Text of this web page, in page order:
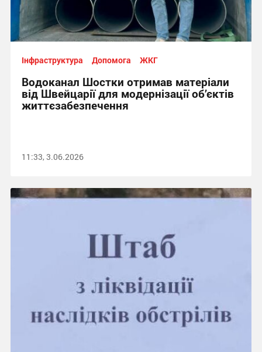
Інфраструктура Допомога ЖКГ
Водоканал Шостки отримав матеріали
від Швейцарії для модернізації об’єктів
життєзабезпечення
11:33, 3.06.2026